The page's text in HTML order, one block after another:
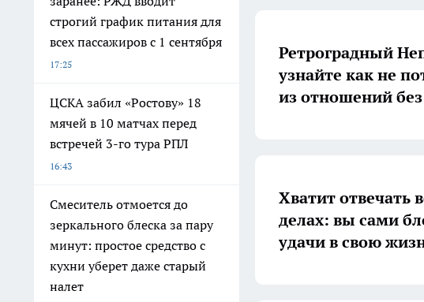
строгий график питания для
всех пассажиров с 1 сентября
17:25
ЦСКА забил «Ростову» 18
мячей в 10 матчах перед
встречей 3-го тура РПЛ
16:43
Смеситель отмоется до
зеркального блеска за пару
минут: простое средство с
кухни уберет даже старый
налет
Ретроградный
узнайте как не
из отношений
Хватит отвечать
делах: вы сами
удачи в свою